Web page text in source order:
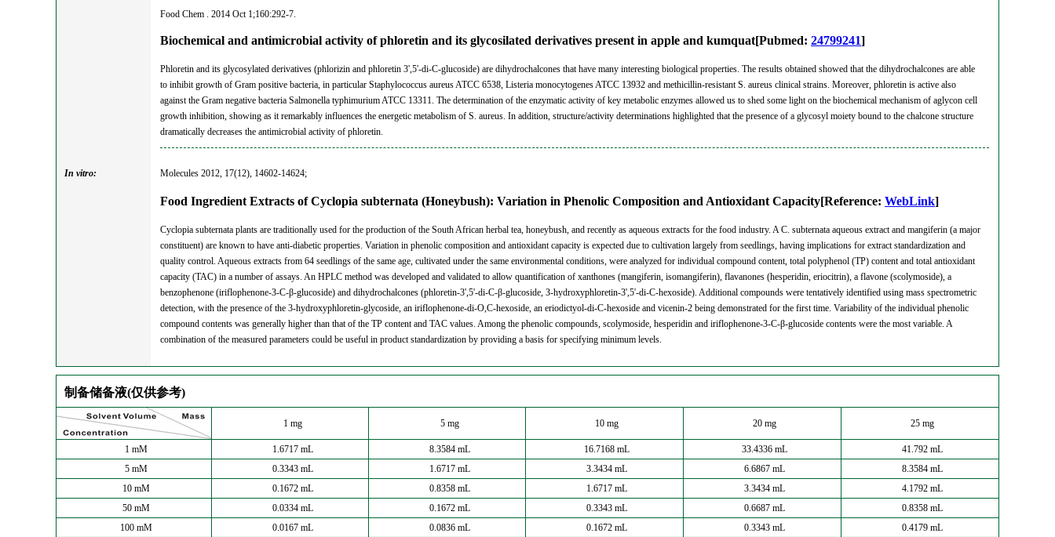
In vitro:
Food Chem . 2014 Oct 1;160:292-7.
Biochemical and antimicrobial activity of phloretin and its glycosilated derivatives present in apple and kumquat[Pubmed: 24799241]
Phloretin and its glycosylated derivatives (phlorizin and phloretin 3',5'-di-C-glucoside) are dihydrochalcones that have many interesting biological properties. The results obtained showed that the dihydrochalcones are able
to inhibit growth of Gram positive bacteria, in particular Staphylococcus aureus ATCC 6538, Listeria monocytogenes ATCC 13932 and methicillin-resistant S. aureus clinical strains. Moreover, phloretin is active also
against the Gram negative bacteria Salmonella typhimurium ATCC 13311. The determination of the enzymatic activity of key metabolic enzymes allowed us to shed some light on the biochemical mechanism of aglycon cell
growth inhibition, showing as it remarkably influences the energetic metabolism of S. aureus. In addition, structure/activity determinations highlighted that the presence of a glycosyl moiety bound to the chalcone structure
dramatically decreases the antimicrobial activity of phloretin.
Molecules 2012, 17(12), 14602-14624;
Food Ingredient Extracts of Cyclopia subternata (Honeybush): Variation in Phenolic Composition and Antioxidant Capacity[Reference: WebLink]
Cyclopia subternata plants are traditionally used for the production of the South African herbal tea, honeybush, and recently as aqueous extracts for the food industry. A C. subternata aqueous extract and mangiferin (a major
constituent) are known to have anti-diabetic properties. Variation in phenolic composition and antioxidant capacity is expected due to cultivation largely from seedlings, having implications for extract standardization and
quality control. Aqueous extracts from 64 seedlings of the same age, cultivated under the same environmental conditions, were analyzed for individual compound content, total polyphenol (TP) content and total antioxidant
capacity (TAC) in a number of assays. An HPLC method was developed and validated to allow quantification of xanthones (mangiferin, isomangiferin), flavanones (hesperidin, eriocitrin), a flavone (scolymoside), a
benzophenone (iriflophenone-3-C-β-glucoside) and dihydrochalcones (phloretin-3',5'-di-C-β-glucoside, 3-hydroxyphloretin-3',5'-di-C-hexoside). Additional compounds were tentatively identified using mass spectrometric
detection, with the presence of the 3-hydroxyphloretin-glycoside, an iriflophenone-di-O,C-hexoside, an eriodictyol-di-C-hexoside and vicenin-2 being demonstrated for the first time. Variability of the individual phenolic
compound contents was generally higher than that of the TP content and TAC values. Among the phenolic compounds, scolymoside, hesperidin and iriflophenone-3-C-β-glucoside contents were the most variable. A
combination of the measured parameters could be useful in product standardization by providing a basis for specifying minimum levels.
制备储备液(仅供参考)
1 mg 5 mg 10 mg 20 mg 25 mg
1 mM 1.6717 mL 8.3584 mL 16.7168 mL 33.4336 mL
41.792 mL
5 mM
0.3343 mL 1.6717 mL 3.3434 mL 6.6867 mL
8.3584 mL
10 mM
0.1672 mL 0.8358 mL 1.6717 mL 3.3434 mL
4.1792 mL
50 mM
0.0334 mL 0.1672 mL 0.3343 mL 0.6687 mL
0.8358 mL
100 mM
0.0167 mL 0.0836 mL 0.1672 mL 0.3343 mL 0.4179 mL